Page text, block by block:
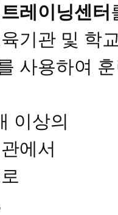
레이닝센터
기관 및 학
사용하여
이상의
에서